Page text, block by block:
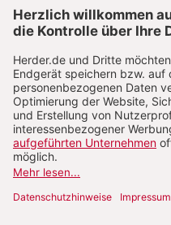
Themenwelten
Pädagogik & Kinderbuch
Theologie & Pastoral
Religion & Spiritualität
Politik & Wirtschaft
Besser leben